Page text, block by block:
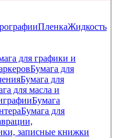
ПленкаЖидкость
для графики и
Бумага для
Бумага для
для масла и
Бумага
Бумага для
записные книжки